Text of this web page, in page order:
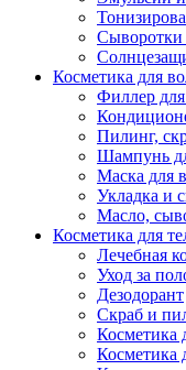
Сыворотки
Косметика для
Филлер
Пилинг,
Шампунь
Маска для
Укладка и
Масло,
Косметика для
Лечебная
Уход за
Дезодорант
Скраб и
Косметика
Косметика